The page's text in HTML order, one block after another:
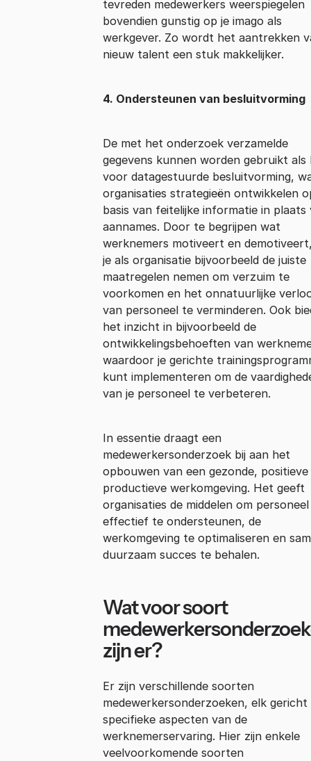
tevreden medewerkers weerspiegelen
bovendien gunstig op je imago als
werkgever. Zo wordt het aantrekken
nieuw talent een stuk makkelijker.
4. Ondersteunen van besluitvorming
De met het onderzoek verzamelde
gegevens kunnen worden gebruikt als
voor datagestuurde besluitvorming,
organisaties strategieën ontwikkelen
basis van feitelijke informatie in plaats
aannames. Door te begrijpen wat
werknemers motiveert en
je als organisatie bijvoorbeeld de juiste
maatregelen nemen om verzuim te
voorkomen en het onnatuurlijke
van personeel te verminderen. Ook
het inzicht in bijvoorbeeld de
ontwikkelingsbehoeften van
waardoor je gerichte
kunt implementeren om de
van je personeel te verbeteren.
In essentie draagt een
medewerkersonderzoek bij aan het
opbouwen van een gezonde, positieve
productieve werkomgeving. Het geeft
organisaties de middelen om personeel
effectief te ondersteunen, de
werkomgeving te optimaliseren en
duurzaam succes te behalen.
Wat voor soort
zijn er?
Er zijn verschillende soorten
medewerkersonderzoeken, elk gericht
specifieke aspecten van de
werknemerservaring. Hier zijn enkele
veelvoorkomende soorten